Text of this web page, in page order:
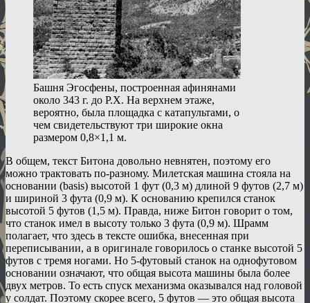
Башня Эгосфены, построенная афинянами
около 343 г. до Р.Х. На верхнем этаже,
вероятно, была площадка с катапультами, о
чем свидетельствуют три широкие окна
размером 0,8×1,1 м.
В общем, текст Битона довольно невнятен, поэтому его
можно трактовать по-разному. Милетская машина стояла на
основании (basis) высотой 1 фут (0,3 м) длиной 9 футов (2,7 м)
и шириной 3 фута (0,9 м). К основанию крепился станок
высотой 5 футов (1,5 м). Правда, ниже Битон говорит о том,
что станок имел в высоту только 3 фута (0,9 м). Шрамм
полагает, что здесь в тексте ошибка, внесенная при
переписывании, а в оригинале говорилось о станке высотой 5
футов с тремя ногами. Но 5-футовый станок на однофутовом
основании означают, что общая высота машины была более
двух метров. То есть спуск механизма оказывался над головой
у солдат. Поэтому скорее всего, 5 футов — это общая высота